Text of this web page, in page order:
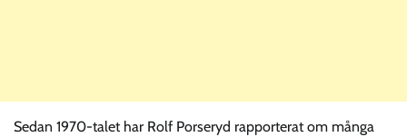
Sedan 1970-talet har Rolf Porseryd rapporterat om många